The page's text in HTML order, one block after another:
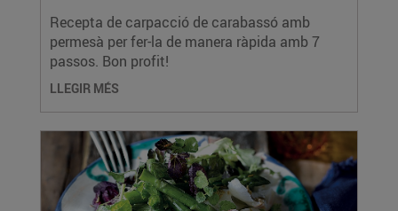
Recepta de carpacció de carabassó amb
permesà per fer-la de manera ràpida amb 7
passos. Bon profit!
LLEGIR MÉS